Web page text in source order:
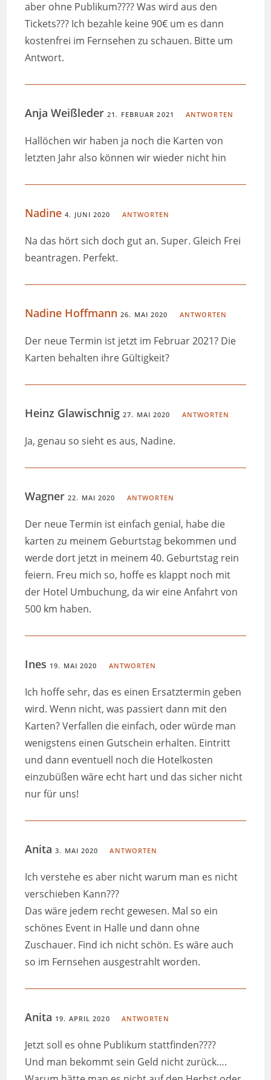
aber ohne Publikum???? Was wird aus den
Tickets??? Ich bezahle keine 90€ um es dann
kostenfrei im Fernsehen zu schauen. Bitte um
Antwort.
Anja Weißleder21. FEBRUAR 2021 ANTWORTEN
Hallöchen wir haben ja noch die Karten von
letzten Jahr also können wir wieder nicht hin
Nadine 4. JUNI 2020 ANTWORTEN
Na das hört sich doch gut an. Super. Gleich Frei
beantragen. Perfekt.
Nadine Hoffmann 26. MAI 2020 ANTWORTEN
Der neue Termin ist jetzt im Februar 2021? Die
Karten behalten ihre Gültigkeit?
Heinz Glawischnig27. MAI 2020 ANTWORTEN
Ja, genau so sieht es aus, Nadine.
Wagner22. MAI 2020 ANTWORTEN
Der neue Termin ist einfach genial, habe die
karten zu meinem Geburtstag bekommen und
werde dort jetzt in meinem 40. Geburtstag rein
feiern. Freu mich so, hoffe es klappt noch mit
der Hotel Umbuchung, da wir eine Anfahrt von
500 km haben.
Ines 19. MAI 2020 ANTWORTEN
Ich hoffe sehr, das es einen Ersatztermin geben
wird. Wenn nicht, was passiert dann mit den
Karten? Verfallen die einfach, oder würde man
wenigstens einen Gutschein erhalten. Eintritt
und dann eventuell noch die Hotelkosten
einzubüßen wäre echt hart und das sicher nicht
nur für uns!
Anita3. MAI 2020 ANTWORTEN
Ich verstehe es aber nicht warum man es nicht
verschieben Kann???
Das wäre jedem recht gewesen. Mal so ein
schönes Event in Halle und dann ohne
Zuschauer. Find ich nicht schön. Es wäre auch
so im Fernsehen ausgestrahlt worden.
Anita 19. APRIL 2020 ANTWORTEN
Jetzt soll es ohne Publikum stattfinden????
Und man bekommt sein Geld nicht zurück….